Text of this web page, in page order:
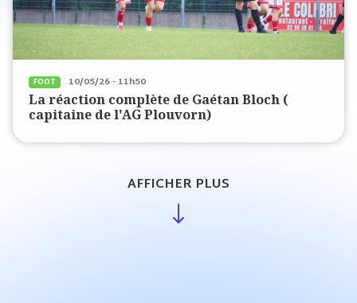
FOOT 10/05/26 - 11h50
La réaction complète de Gaétan Bloch (
capitaine de l'AG Plouvorn)
AFFICHER PLUS